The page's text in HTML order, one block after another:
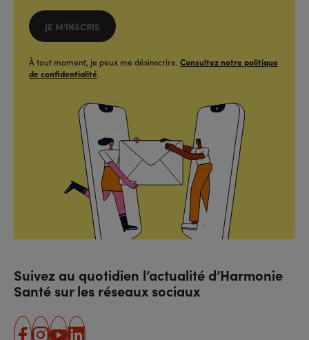
JE M'INSCRIS
À tout moment, je peux me désinscrire. Consultez notre politique
de confidentialité.
Suivez au quotidien l’actualité d’Harmonie
Santé sur les réseaux sociaux